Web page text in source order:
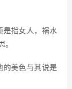
是指女人，祸水
。
的美色与其说是